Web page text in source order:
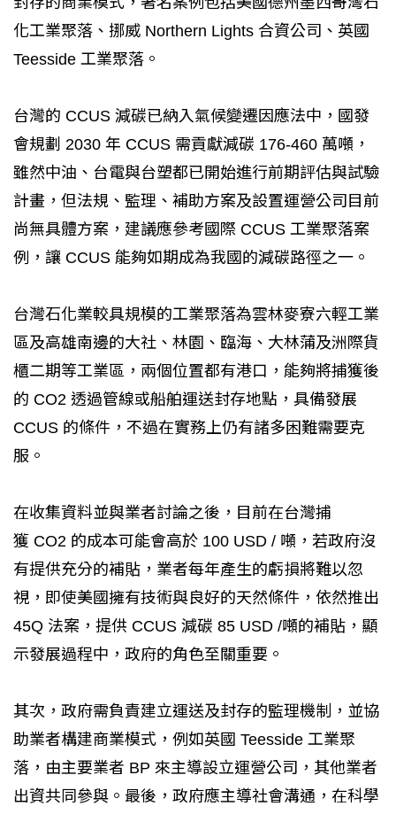
化工業聚落、挪威 Northern Lights 合資公司、英國
Teesside 工業聚落。
台灣的 CCUS 減碳已納入氣候變遷因應法中，國發
會規劃 2030 年 CCUS 需貢獻減碳 176-460 萬噸，
雖然中油、台電與台塑都已開始進行前期評估與試驗
計畫，但法規、監理、補助方案及設置運營公司目前
尚無具體方案，建議應參考國際 CCUS 工業聚落案
例，讓 CCUS 能夠如期成為我國的減碳路徑之一。
台灣石化業較具規模的工業聚落為雲林麥寮六輕工業
區及高雄南邊的大社、林園、臨海、大林蒲及洲際貨
櫃二期等工業區，兩個位置都有港口，能夠將捕獲後
的 CO2 透過管線或船舶運送封存地點，具備發展
CCUS 的條件，不過在實務上仍有諸多困難需要克
服。
在收集資料並與業者討論之後，目前在台灣捕
獲 CO2 的成本可能會高於 100 USD / 噸，若政府沒
有提供充分的補貼，業者每年產生的虧損將難以忽
視，即使美國擁有技術與良好的天然條件，依然推出
45Q 法案，提供 CCUS 減碳 85 USD /噸的補貼，顯
示發展過程中，政府的角色至關重要。
其次，政府需負責建立運送及封存的監理機制，並協
助業者構建商業模式，例如英國 Teesside 工業聚
落，由主要業者 BP 來主導設立運營公司，其他業者
出資共同參與。最後，政府應主導社會溝通，在科學